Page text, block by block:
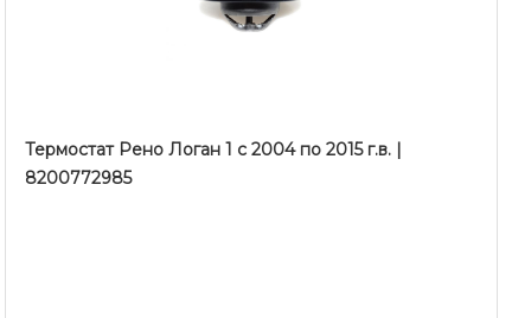
Термостат Рено Логан 1 c 2004 по 2015 г.в. |
8200772985